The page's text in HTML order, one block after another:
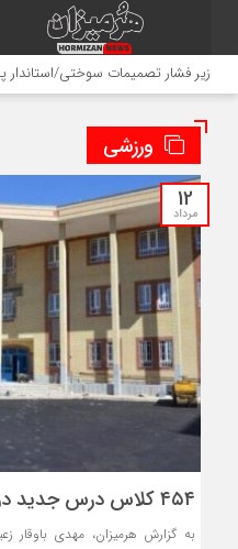
فشار تصمیمات سوختی/استاندار پاسخگو
ورزشی
12
مرداد
۴۵۴ کلاس درس جدید در هرمزگان افتتاح می‌شود
به گزارش هرمیزان، مهدی باوقار